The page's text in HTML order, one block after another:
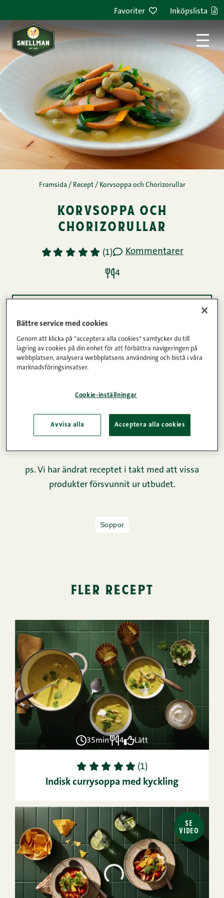
Favoriter Inköpslista
Framsida / Recept / Korvsoppa och Chorizorullar
korvsoppa och
chorizorullar
1 2 3 4 5 (1) Kommentarer
4
Instruktioner
ps. Vi har ändrat receptet i takt med att vissa
produkter försvunnit ur utbudet.
Soppor
fler recept
35min 4 Lätt
1 2 3 4 5 (1)
Indisk currysoppa med kyckling
SE
VIDEO
Bättre service med cookies
Genom att klicka på "acceptera alla cookies" samtycker du till
lagring av cookies på din enhet för att förbättra navigeringen på
webbplatsen, analysera webbplatsens användning och bistå i våra
marknadsföringsinsatser.
Cookie-inställningar
Avvisa alla Acceptera alla cookies